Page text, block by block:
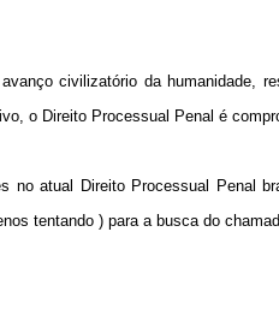
civilizatório da humanidade,
o Direito Processual Penal é
atual Direito Processual Penal
tentando ) para a busca do